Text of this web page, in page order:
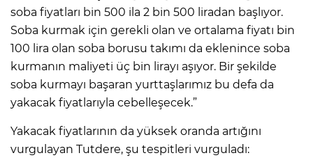
soba fiyatları bin 500 ila 2 bin 500 liradan başlıyor.
Soba kurmak için gerekli olan ve ortalama fiyatı bin
100 lira olan soba borusu takımı da eklenince soba
kurmanın maliyeti üç bin lirayı aşıyor. Bir şekilde
soba kurmayı başaran yurttaşlarımız bu defa da
yakacak fiyatlarıyla cebelleşecek.”
Yakacak fiyatlarının da yüksek oranda artığını
vurgulayan Tutdere, şu tespitleri vurguladı: